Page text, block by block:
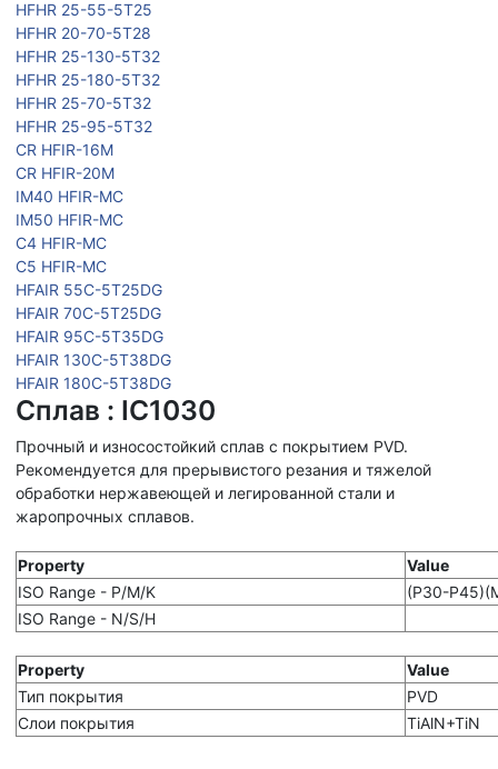
HFHR 25-55-5T25
HFHR 20-70-5T28
HFHR 25-130-5T32
HFHR 25-180-5T32
HFHR 25-70-5T32
HFHR 25-95-5T32
CR HFIR-16M
CR HFIR-20M
IM40 HFIR-MC
IM50 HFIR-MC
C4 HFIR-MC
C5 HFIR-MC
HFAIR 55C-5T25DG
HFAIR 70C-5T25DG
HFAIR 95C-5T35DG
HFAIR 130C-5T38DG
HFAIR 180C-5T38DG
Сплав : IC1030
Прочный и износостойкий сплав с покрытием PVD.
Рекомендуется для прерывистого резания и тяжелой
обработки нержавеющей и легированной стали и
жаропрочных сплавов.
Property
Value
ISO Range - P/M/K
(P30-
ISO Range - N/S/H
Property
Value
Тип покрытия
PVD
Слои покрытия
TiAlN+TiN